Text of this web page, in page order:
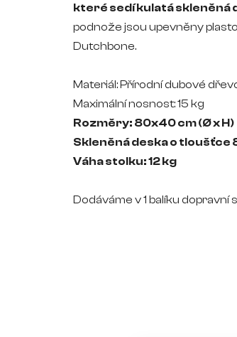
které sedí kulatá skleněná
podnože jsou upevněny
Dutchbone.
Materiál: Přírodní dubové
Maximální nosnost: 15 kg
Rozměry: 80x40 cm (Ø x H)
Skleněná deska o tloušťce
Váha stolku: 12 kg
Dodáváme v 1 balíku dopravní